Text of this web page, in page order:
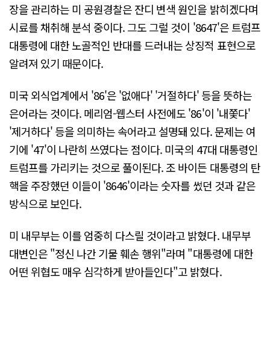
장을 관리하는 미 공원경찰은 잔디 변색 원인을 밝히겠다며
시료를 채취해 분석 중이다. 그도 그럴 것이 '8647'은 트럼프
대통령에 대한 노골적인 반대를 드러내는 상징적 표현으로
알려져 있기 때문이다.
미국 외식업계에서 '86'은 '없애다' '거절하다' 등을 뜻하는
은어라는 것이다. 메리엄-웹스터 사전에도 '86'이 '내쫓다'
'제거하다' 등을 의미하는 속어라고 설명돼 있다. 문제는 여
기에 '47'이 나란히 쓰였다는 점이다. 미국의 47대 대통령인
트럼프를 가리키는 것으로 풀이된다. 조 바이든 대통령의 탄
핵을 주장했던 이들이 '8646'이라는 숫자를 썼던 것과 같은
방식으로 보인다.
미 내무부는 이를 엄중히 다스릴 것이라고 밝혔다. 내무부
대변인은 "정신 나간 기물 훼손 행위"라며 "대통령에 대한
어떤 위협도 매우 심각하게 받아들인다"고 밝혔다.